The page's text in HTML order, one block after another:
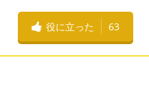
役に立った 63